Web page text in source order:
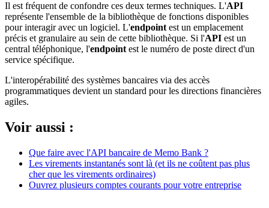
Il est fréquent de confondre ces deux termes techniques. L'API
représente l'ensemble de la bibliothèque de fonctions disponibles
pour interagir avec un logiciel. L'endpoint est un emplacement
précis et granulaire au sein de cette bibliothèque. Si l'API est un
central téléphonique, l'endpoint est le numéro de poste direct d'un
service spécifique.
L'interopérabilité des systèmes bancaires via des accès
programmatiques devient un standard pour les directions financières
agiles.
Voir aussi :
Que faire avec l'API bancaire de Memo Bank ?
Les virements instantanés sont là (et ils ne coûtent pas plus
cher que les virements ordinaires)
Ouvrez plusieurs comptes courants pour votre entreprise